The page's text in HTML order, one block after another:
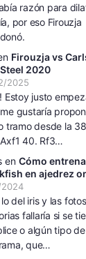
razón para
por eso Firouzja
Firouzja vs
2020
2025
Estoy justo
gustaría
tramo desde la
40. Rf3…
en Cómo
en ajedrez
2024
del iris y las fotos
fallaría si se
o algún tipo de
que…